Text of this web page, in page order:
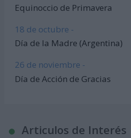
Equinoccio de Primavera
18 de octubre -
Día de la Madre (Argentina)
26 de noviembre -
Día de Acción de Gracias
Articulos de Interés